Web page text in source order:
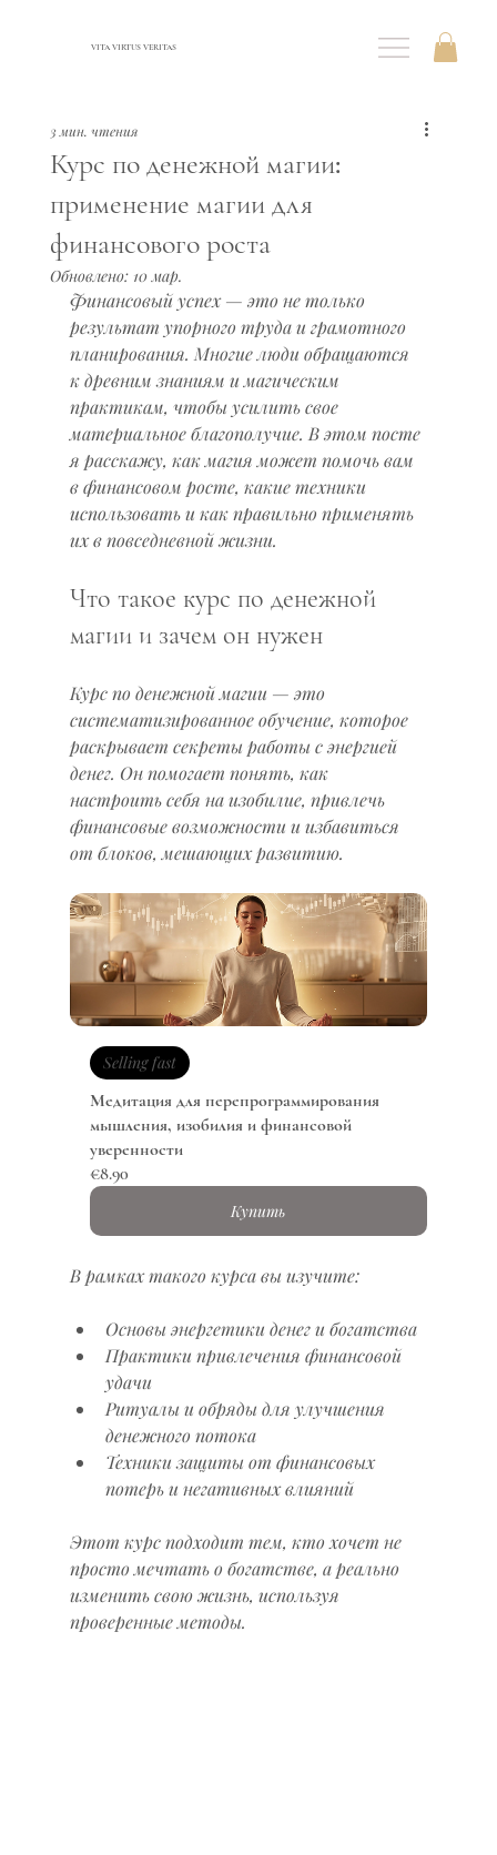
VITA VIRTUS VERITAS
Курс по денежной магии:
применение магии для
финансового роста
3 мин. чтения
Обновлено: 10 мар.
Финансовый успех — это не только
результат упорного труда и грамотного
планирования. Многие люди обращаются
к древним знаниям и магическим
практикам, чтобы усилить свое
материальное благополучие. В этом посте
я расскажу, как магия может помочь вам
в финансовом росте, какие техники
использовать и как правильно применять
их в повседневной жизни.
Что такое курс по денежной
магии и зачем он нужен
Курс по денежной магии — это
систематизированное обучение, которое
раскрывает секреты работы с энергией
денег. Он помогает понять, как
настроить себя на изобилие, привлечь
финансовые возможности и избавиться
от блоков, мешающих развитию.
Selling fast
Медитация для перепрограммирования
мышления, изобилия и финансовой
уверенности
€8.90
Купить
В рамках такого курса вы изучите:
Основы энергетики денег и богатства
Практики привлечения финансовой
удачи
Ритуалы и обряды для улучшения
денежного потока
Техники защиты от финансовых
потерь и негативных влияний
Этот курс подходит тем, кто хочет не
просто мечтать о богатстве, а реально
изменить свою жизнь, используя
проверенные методы.